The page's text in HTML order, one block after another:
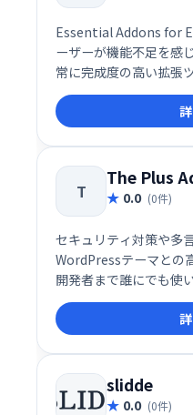
Essential Addons for
ーザーが機能不足を感
常に完成度の高い拡張
ェッショナルまで、
率的に活用したいユー
のあるアドオンといえ
T
The Plus
0.0 (0件)
セキュリティ対策や多
WordPressテーマとの
開発者まで誰にでも使
Elementorの可能性を
ユーザー体験と高品質
信頼性の高い拡張アド
slidde
0.0 (0件)